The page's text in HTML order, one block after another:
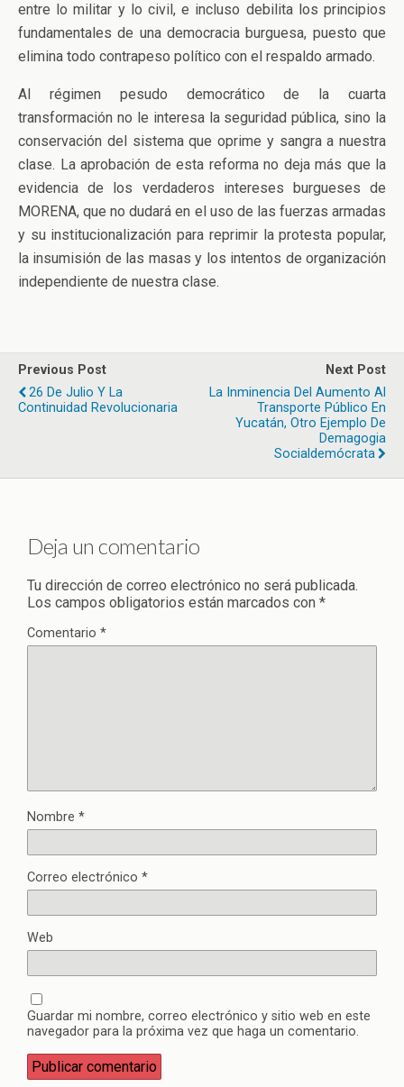
entre lo militar y lo civil, e incluso debilita los principios
fundamentales de una democracia burguesa, puesto que
elimina todo contrapeso político con el respaldo armado.
Al régimen pesudo democrático de la cuarta
transformación no le interesa la seguridad pública, sino la
conservación del sistema que oprime y sangra a nuestra
clase. La aprobación de esta reforma no deja más que la
evidencia de los verdaderos intereses burgueses de
MORENA, que no dudará en el uso de las fuerzas armadas
y su institucionalización para reprimir la protesta popular,
la insumisión de las masas y los intentos de organización
independiente de nuestra clase.
Previous Post
26 De Julio Y La
Continuidad Revolucionaria
Next Post
La Inminencia Del Aumento Al
Transporte Público En
Yucatán, Otro Ejemplo De
Demagogia
Socialdemócrata
Deja un comentario
Tu dirección de correo electrónico no será publicada.
Los campos obligatorios están marcados con *
Comentario *
Nombre *
Correo electrónico *
Web
Guardar mi nombre, correo electrónico y sitio web en este
navegador para la próxima vez que haga un comentario.